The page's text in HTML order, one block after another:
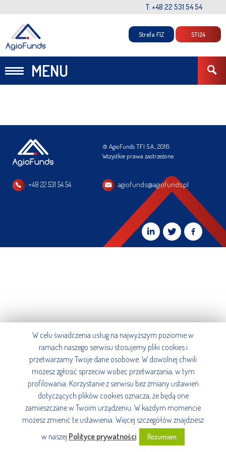
T: +48 22 531 54 54
MENU
Strefa FIZ STI24
© AgioFunds TFI S.A., 2016.
Wszystkie prawa zastrzeżone.
+48 22 531 54 54 agiofunds@agiofunds.pl
W celu świadczenia usług na najwyższym poziomie w
ramach naszego serwisu stosujemy pliki cookies i
przetwarzamy Twoje dane osobowe. W dowolnej chwili
możesz zgłosić sprzeciw wobec przetwarzania, w tym
profilowania. Korzystanie z serwisu bez zmiany ustawień
dotyczących plików cookies oznacza, że będą one
zamieszczane w Twoim urządzeniu. W każdym momencie
możesz zmienić te ustawienia. Więcej szczegółów znajdziesz
w naszej Polityce prywatności. Rozumiem